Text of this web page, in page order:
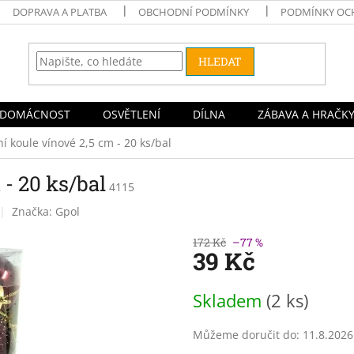
DOPRAVA A PLATBA OBCHODNÍ PODMÍNKY PODMÍNKY
HLEDAT
DOMÁCNOST OSVĚTLENÍ DÍLNA ZÁBAVA A HRAČKY
koule vínové 2,5 cm - 20 ks/bal
20 ks/bal 4115
Značka: Gpol
172 Kč –77 %
39 Kč
cena:
Skladem (2 ks)
Můžeme doručit do: 11.8.2026